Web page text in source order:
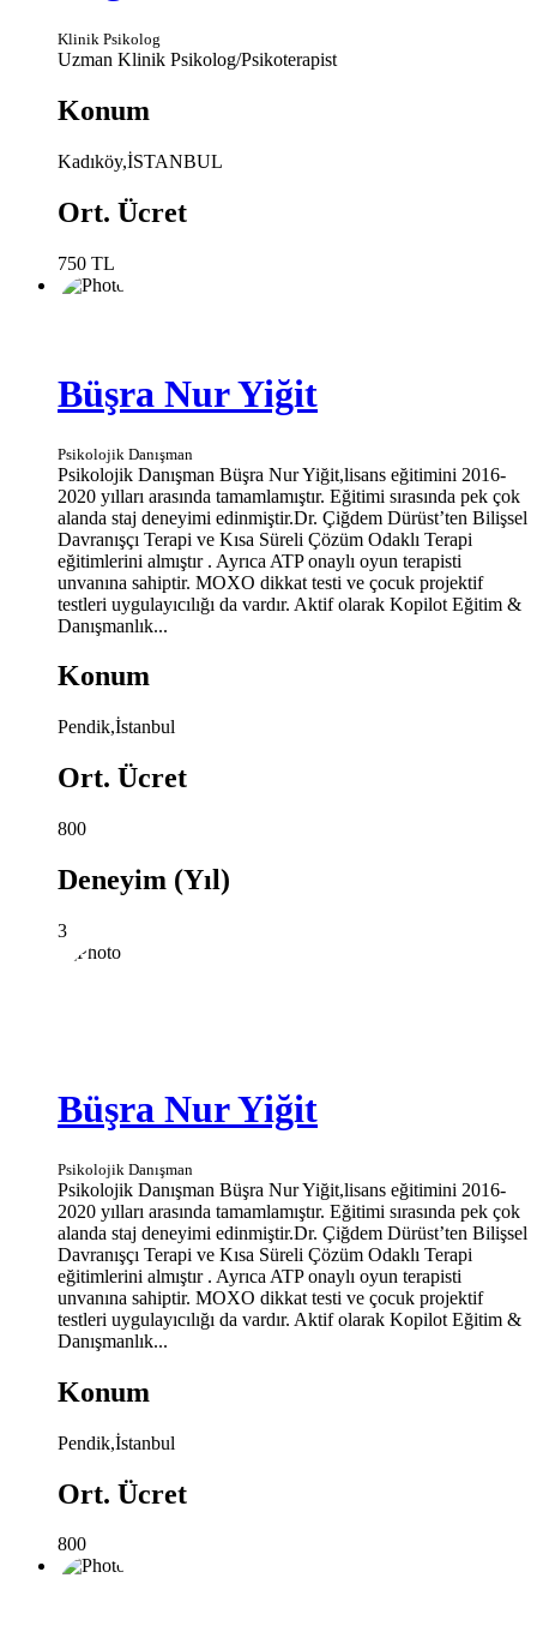
Klinik Psikolog
Uzman Klinik Psikolog/Psikoterapist
Konum
Kadıköy,İSTANBUL
Ort. Ücret
750 TL
Büşra Nur Yiğit
Psikolojik Danışman
Psikolojik Danışman Büşra Nur Yiğit,lisans eğitimini 2016-
2020 yılları arasında tamamlamıştır. Eğitimi sırasında pek çok
alanda staj deneyimi edinmiştir.Dr. Çiğdem Dürüst’ten Bilişsel
Davranışçı Terapi ve Kısa Süreli Çözüm Odaklı Terapi
eğitimlerini almıştır . Ayrıca ATP onaylı oyun terapisti
unvanına sahiptir. MOXO dikkat testi ve çocuk projektif
testleri uygulayıcılığı da vardır. Aktif olarak Kopilot Eğitim &
Danışmanlık...
Konum
Pendik,İstanbul
Ort. Ücret
800
Deneyim (Yıl)
3
Büşra Nur Yiğit
Psikolojik Danışman
Psikolojik Danışman Büşra Nur Yiğit,lisans eğitimini 2016-
2020 yılları arasında tamamlamıştır. Eğitimi sırasında pek çok
alanda staj deneyimi edinmiştir.Dr. Çiğdem Dürüst’ten Bilişsel
Davranışçı Terapi ve Kısa Süreli Çözüm Odaklı Terapi
eğitimlerini almıştır . Ayrıca ATP onaylı oyun terapisti
unvanına sahiptir. MOXO dikkat testi ve çocuk projektif
testleri uygulayıcılığı da vardır. Aktif olarak Kopilot Eğitim &
Danışmanlık...
Konum
Pendik,İstanbul
Ort. Ücret
800